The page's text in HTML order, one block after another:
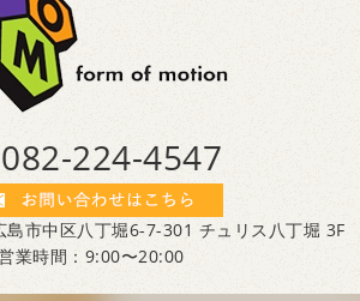
082-224-4547
市中区八丁堀6-7-301 チュリス八丁堀 3F
業時間：9:00〜20:00